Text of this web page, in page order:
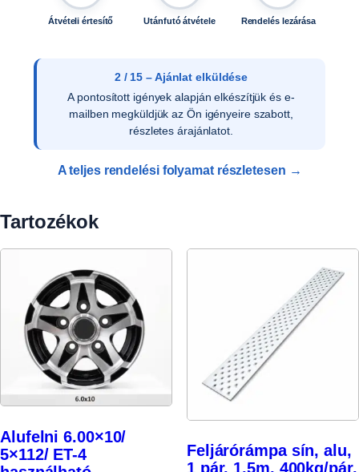
Átvételi értesítő Utánfutó átvétele Rendelés lezárása
3 / 15 – Ajánlat elfogadása
Az ajánlat írásos elfogadását követően ellenőrizzük
a vevői adatokat, és rendelését rögzítjük
rendszerünkben.
A teljes rendelési folyamat részletesen →
Tartozékok
Alufelni 6.00×10/
5×112/ ET-4
Feljárórámpa sín, alu,
1 pár, 1,5m, 400kg/pár,